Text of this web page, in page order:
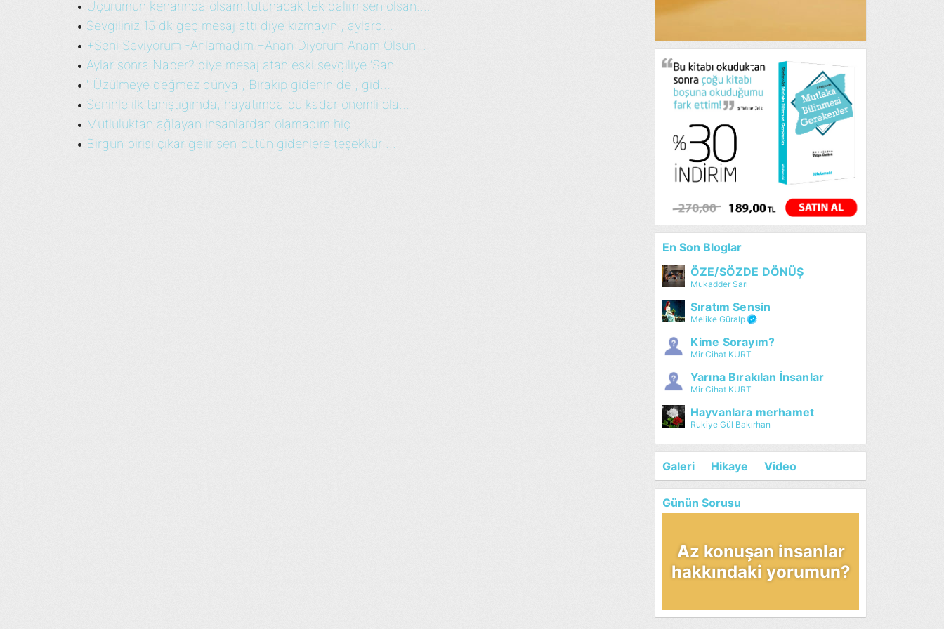
• Uçurumun kenarında olsam.tutunacak tek dalım sen olsan....
• Sevgiliniz 15 dk geç mesaj attı diye kızmayın , aylard...
• +Seni Seviyorum -Anlamadım +Anan Diyorum Anam Olsun ...
• Aylar sonra Naber? diye mesaj atan eski sevgiliye ‘San...
• ' Üzülmeye değmez dünya , Bırakıp gidenin de , gid...
• Seninle ilk tanıştığımda, hayatımda bu kadar önemli ola...
• Mutluluktan ağlayan insanlardan olamadım hiç....
• Birgün birisi çıkar gelir sen bütün gidenlere teşekkür ...
En Son Bloglar
ÖZE/SÖZDE DÖNÜŞ
Mukadder Sarı
Sıratım Sensin
Melike Güralp
Kime Sorayım?
Mir Cihat KURT
Yarına Bırakılan İnsanlar
Mir Cihat KURT
Hayvanlara merhamet
Rukiye Gül Bakırhan
Galeri Hikaye Video
Günün Sorusu
Az konuşan insanlar
hakkındaki yorumun?